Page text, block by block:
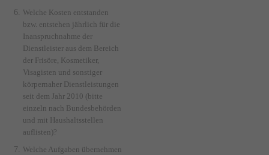
Welche Kosten entstanden
bzw. entstehen jährlich für die
Inanspruchnahme der
Dienstleister aus dem Bereich
der Frisöre, Kosmetiker,
Visagisten und sonstiger
körpernaher Dienstleistungen
seit dem Jahr 2010 (bitte
einzeln nach Bundesbehörden
und mit Haushaltsstellen
auflisten)?
Welche Aufgaben übernehmen